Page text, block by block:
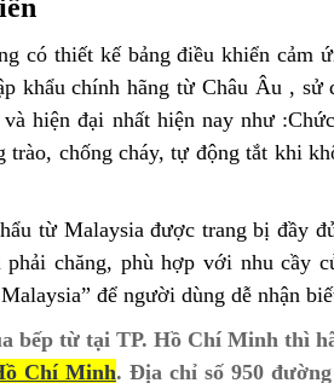
có thiết kế bảng điều khiển cảm
khẩu chính hãng từ Châu Âu ,
hiện đại nhất hiện nay như
trào, chống cháy, tự động tắt khi
từ Malaysia được trang bị đầy
chăng, phù hợp với nhu cầy
để người dùng dễ nhận
bếp từ tại TP. Hồ Chí Minh thì
ồ Chí Minh. Địa chỉ số 950